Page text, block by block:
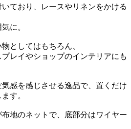
いており、レースやリネンをかける
に。
としてはもちろん、
レイやショップのインテリアにも
感を感じさせる逸品で、置くだけ
す。
地のネットで、底部分はワイヤー